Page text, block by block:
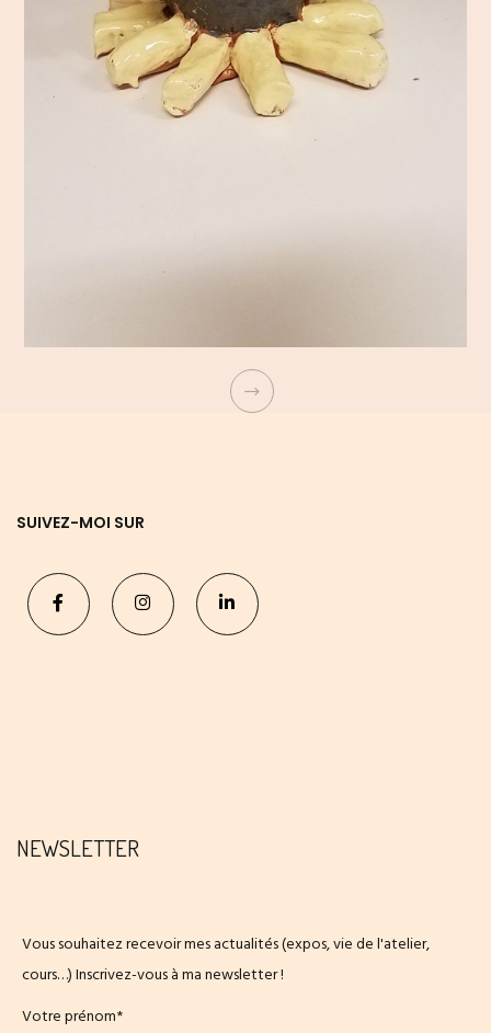
SUIVEZ-MOI SUR
NEWSLETTER
Vous souhaitez recevoir mes actualités (expos, vie de l'atelier,
cours…) Inscrivez-vous à ma newsletter !
Votre prénom*